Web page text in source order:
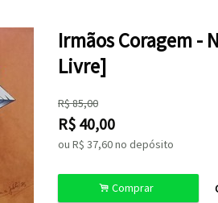
Irmãos Coragem -
Livre]
R$85,00
R$ 40,00
ou R$ 37,60no depósito
. Comprar